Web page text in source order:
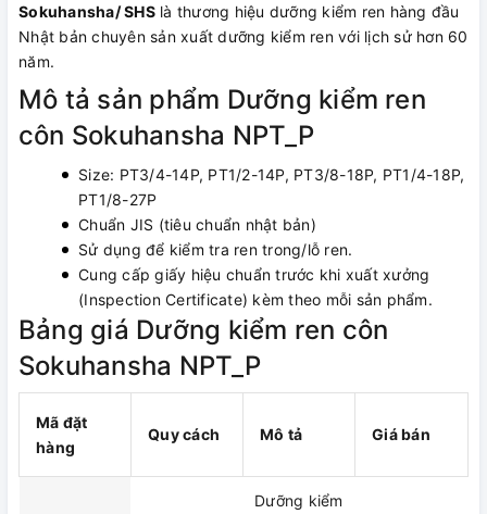
Sokuhansha/ SHSlà thương hiệu dưỡng kiểm ren hàng đầu
Nhật bản chuyên sản xuất dưỡng kiểm ren với lịch sử hơn 60
năm.
Mô tả sản phẩm Dưỡng kiểm ren
côn Sokuhansha NPT_P
Size: PT3/4-14P, PT1/2-14P, PT3/8-18P, PT1/4-18P,
PT1/8-27P
Chuẩn JIS (tiêu chuẩn nhật bản)
Sử dụng để kiểm tra ren trong/lỗ ren.
Cung cấp giấy hiệu chuẩn trước khi xuất xưởng
(Inspection Certificate) kèm theo mỗi sản phẩm.
Bảng giá Dưỡng kiểm ren côn
Sokuhansha NPT_P
Mã đặt
hàng
Quy cách Mô tả Giá bán
Dưỡng kiểm